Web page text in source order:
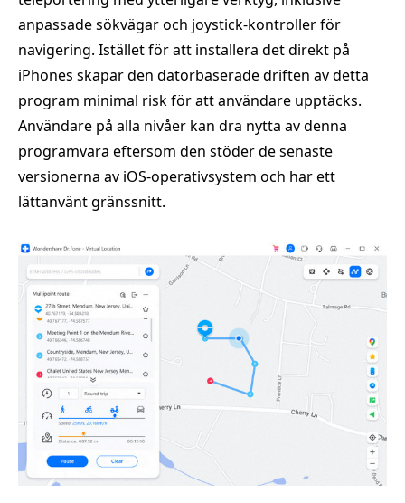
anpassade sökvägar och joystick-kontroller för
navigering. Istället för att installera det direkt på
iPhones skapar den datorbaserade driften av detta
program minimal risk för att användare upptäcks.
Användare på alla nivåer kan dra nytta av denna
programvara eftersom den stöder de senaste
versionerna av iOS-operativsystem och har ett
lättanvänt gränssnitt.